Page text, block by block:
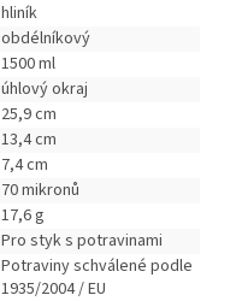
hliník
obdélníkový
1500 ml
úhlový okraj
25,9 cm
13,4 cm
7,4 cm
70 mikronů
17,6 g
Pro styk s potravinami
Potraviny schválené podle
1935/2004 / EU